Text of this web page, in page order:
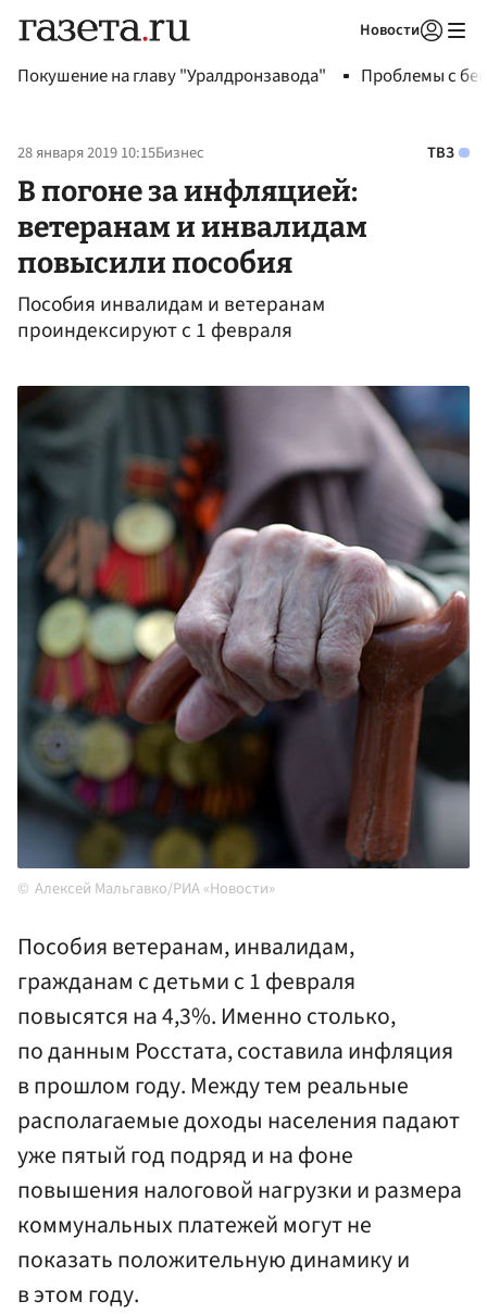
Новости
Покушение на главу "Уралдронзавода" Проблемы с
28 января 2019 10:15Бизнес ТВЗ
В погоне за инфляцией:
ветеранам и инвалидам
повысили пособия
Пособия инвалидам и ветеранам
проиндексируют с 1 февраля
Алексей Мальгавко/РИА «Новости»
Пособия ветеранам, инвалидам,
гражданам с детьми с 1 февраля
повысятся на 4,3%. Именно столько,
по данным Росстата, составила инфляция
в прошлом году. Между тем реальные
располагаемые доходы населения падают
уже пятый год подряд и на фоне
повышения налоговой нагрузки и размера
коммунальных платежей могут не
показать положительную динамику и
в этом году.